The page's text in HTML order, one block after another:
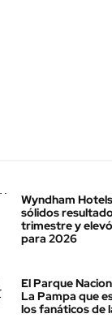
Wyndham
sólidos
trimestre y
para 2026
El Parque
La Pampa que
los fanáticos de